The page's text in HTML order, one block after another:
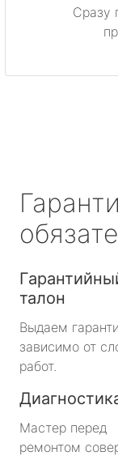
Сразу
талон
Выдаем
зависимо от
работ.
Мастер перед
ремонтом